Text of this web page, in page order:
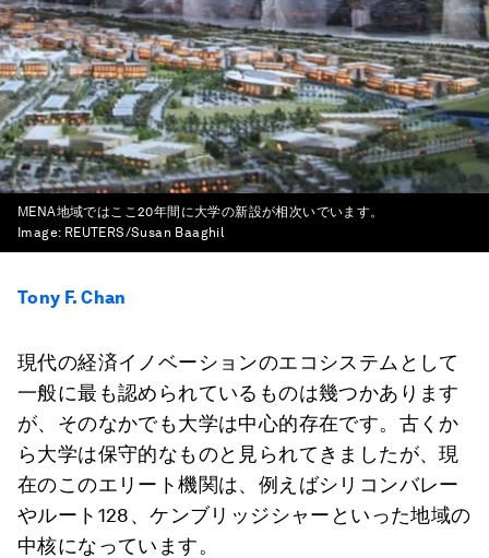
MENA地域ではここ20年間に大学の新設が相次いでいます。
Image: REUTERS/Susan Baaghil
Tony F. Chan
現代の経済イノベーションのエコシステムとして
一般に最も認められているものは幾つかあります
が、そのなかでも大学は中心的存在です。古くか
ら大学は保守的なものと見られてきましたが、現
在のこのエリート機関は、例えばシリコンバレー
やルート128、ケンブリッジシャーといった地域の
中核になっています。